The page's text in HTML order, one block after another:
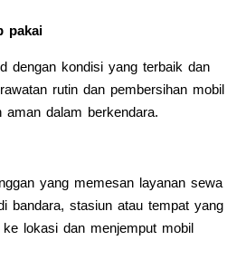
pakai
dengan kondisi yang terbaik dan
rutin dan pembersihan mobil
dalam berkendara.
yang memesan layanan sewa
bandara, stasiun atau tempat yang
lokasi dan menjemput mobil